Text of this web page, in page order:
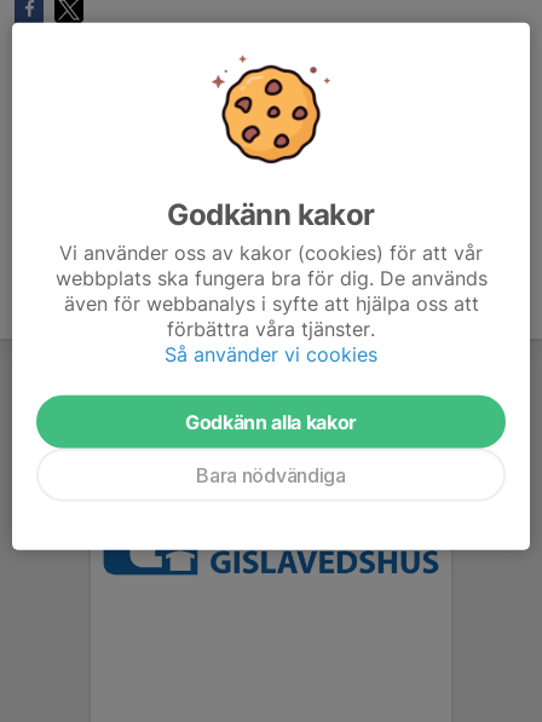
Godkänn kakor
Vi använder oss av kakor (cookies) för att vår
webbplats ska fungera bra för dig. De används
även för webbanalys i syfte att hjälpa oss att
förbättra våra tjänster.
Så använder vi cookies
Godkänn alla kakor
Bara nödvändiga